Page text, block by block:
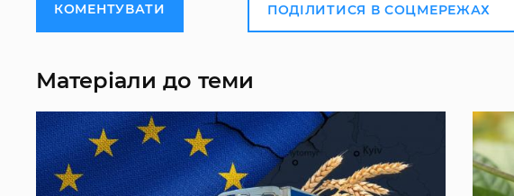
КОМЕНТУВАТИ ПОДІЛИТИСЯ В СОЦМЕРЕЖАХ
Матеріали до теми